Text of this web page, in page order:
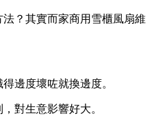
？其實而家商用雪櫃風扇維
邊度壞咗就換邊度。
對生意影響好大。